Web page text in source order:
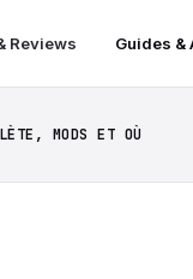
Reviews Guides &
MODS ET OÙ